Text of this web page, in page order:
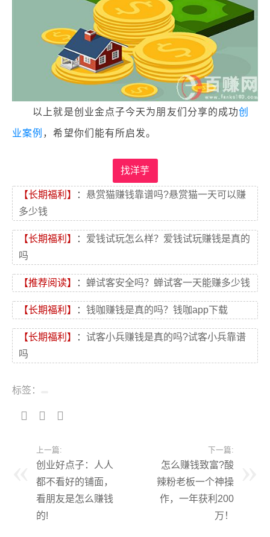
以上就是创业金点子今天为朋友们分享的成功创
业案例 ，希望你们能有所启发。
找洋芋
【长期福利】 ： 悬赏猫赚钱靠谱吗?悬赏猫一天可以赚
多少钱
【长期福利】 ： 爱钱试玩怎么样？爱钱试玩赚钱是真的
吗
【推荐阅读】 ： 蝉试客安全吗？蝉试客一天能赚多少钱
【长期福利】 ： 钱咖赚钱是真的吗？钱咖app下载
【长期福利】 ： 试客小兵赚钱是真的吗?试客小兵靠谱
吗
标签：
上一篇:
创业好点子：人人
都不看好的铺面，
看朋友是怎么赚钱
的!
下一篇:
怎么赚钱致富?酸
辣粉老板一个神操
作，一年获利200
万！